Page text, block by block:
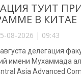
ТУИТ
В КИТАЕ
08-2026 | 09:43
делегация
имени Мухаммада
Asia Advanced